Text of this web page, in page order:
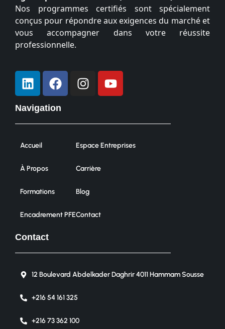
Nos programmes certifiés sont spécialement
conçus pour répondre aux exigences du marché et
vous accompagner dans votre réussite
professionnelle.
Navigation
Accueil
À Propos
Formations
Encadrement PFE
Espace Entreprises
Carrière
Blog
Contact
Contact
12 Boulevard Abdelkader Daghrir 4011 Hammam Sousse
+216 54 161 325
+216 73 362 100